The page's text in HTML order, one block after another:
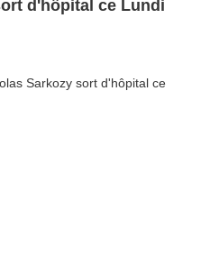
d'hôpital ce Lundi